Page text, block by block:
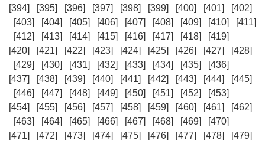
[394]
[395] [396] [397] [398] [399] [400] [401]
[402]
[403]
[404] [405] [406] [407] [408] [409] [410]
[411]
[412]
[413] [414] [415] [416] [417] [418]
[419]
[420]
[421] [422] [423] [424] [425] [426] [427]
[428]
[429]
[430] [431] [432] [433] [434] [435]
[436]
[437]
[438] [439] [440] [441] [442] [443] [444]
[445]
[446]
[447] [448] [449] [450] [451] [452]
[453]
[454]
[455] [456] [457] [458] [459] [460] [461]
[462]
[463]
[464] [465] [466] [467] [468] [469]
[470]
[471]
[472] [473] [474] [475] [476] [477] [478]
[479]